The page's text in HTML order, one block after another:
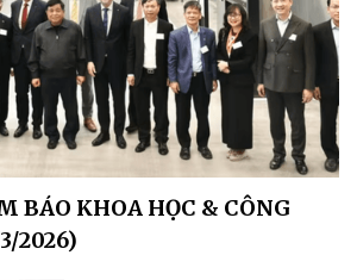
BÁO KHOA HỌC & CÔNG
2026)